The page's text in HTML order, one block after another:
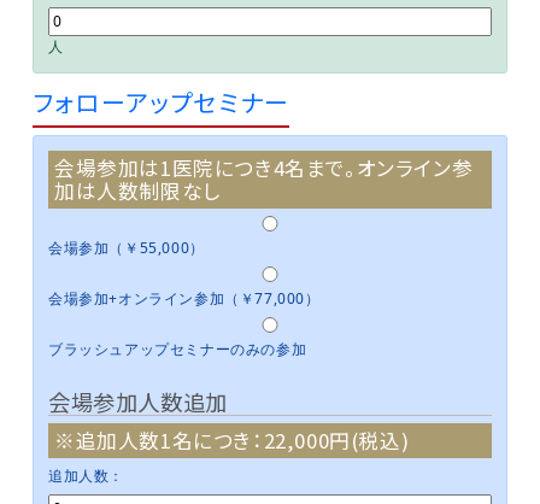
人
フォローアップセミナー
会場参加は1医院につき4名まで。オンライン参
加は人数制限なし
会場参加（￥55,000）
会場参加+オンライン参加（￥77,000）
ブラッシュアップセミナーのみの参加
会場参加人数追加
※追加人数1名につき：22,000円(税込)
追加人数：